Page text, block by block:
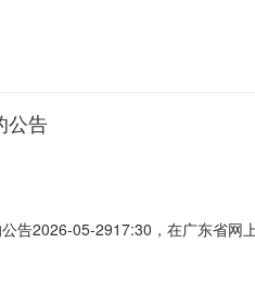
元金额说明：按预算审核报告
公告
告2026-05-2917:30，在广东省网
目编码